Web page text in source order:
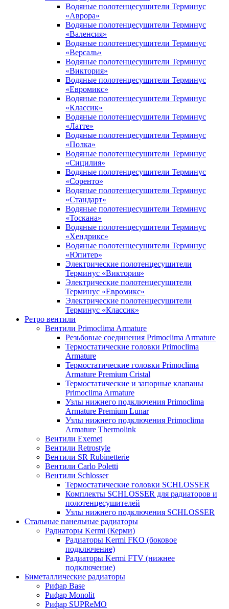
Водяные полотенцесушители Терминус
«Аврора»
Водяные полотенцесушители Терминус
«Валенсия»
Водяные полотенцесушители Терминус
«Версаль»
Водяные полотенцесушители Терминус
«Виктория»
Водяные полотенцесушители Терминус
«Евромикс»
Водяные полотенцесушители Терминус
«Классик»
Водяные полотенцесушители Терминус
«Латте»
Водяные полотенцесушители Терминус
«Полка»
Водяные полотенцесушители Терминус
«Сицилия»
Водяные полотенцесушители Терминус
«Соренто»
Водяные полотенцесушители Терминус
«Стандарт»
Водяные полотенцесушители Терминус
«Тоскана»
Водяные полотенцесушители Терминус
«Хендрикс»
Водяные полотенцесушители Терминус
«Юпитер»
Электрические полотенцесушители
Терминус «Виктория»
Электрические полотенцесушители
Терминус «Евромикс»
Электрические полотенцесушители
Терминус «Классик»
Ретро вентили
Вентили Primoclima Armature
Резьбовые соединения Primoclima Armature
Термостатические головки Primoclima
Armature
Термостатические головки Primoclima
Armature Premium Cristal
Термостатические и запорные клапаны
Primoclima Armature
Узлы нижнего подключения Primoclima
Armature Premium Lunar
Узлы нижнего подключения Primoclima
Armature Thermolink
Вентили Exemet
Вентили Retrostyle
Вентили SR Rubinetterie
Вентили Carlo Poletti
Вентили Schlosser
Термостатические головки SCHLOSSER
Комплекты SCHLOSSER для радиаторов и
полотенцесушителей
Узлы нижнего подключения SCHLOSSER
Стальные панельные радиаторы
Радиаторы Kermi (Керми)
Радиаторы Kermi FKO (боковое
подключение)
Радиаторы Kermi FTV (нижнее
подключение)
Биметаллические радиаторы
Рифар Base
Рифар Monolit
Рифар SUPReMO